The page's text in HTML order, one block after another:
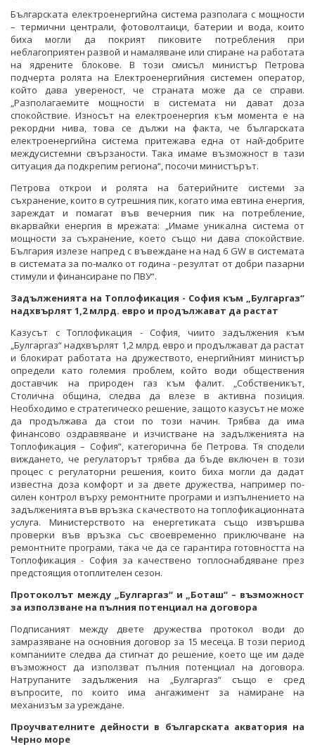
Българската електроенергийна система разполага с мощности
– термични централи, фотоволтаици, батерии и вода, които
биха могли да покрият пиковите потребления при
неблагоприятен развой и намаляване или спиране на работата
на ядрените блокове. В този смисъл министър Петрова
подчерта ролята на Електроенергийния системен оператор,
който дава увереност, че страната може да се справи.
„Разполагаемите мощности в системата ни дават доза
спокойствие. Износът на електроенергия към момента е на
рекордни нива, това се дължи на факта, че българската
електроенергийна система притежава една от най-добрите
междусистемни свързаности. Така имаме възможност в тази
ситуация да подкрепим региона“, посочи министърът.
Петрова открои и ролята на батерийните системи за
съхранение, които в сутрешния пик, когато има евтина енергия,
зареждат и помагат във вечерния пик на потребление,
вкарвайки енергия в мрежата: „Имаме уникална система от
мощности за съхранение, което също ни дава спокойствие.
България излезе напред с въвеждане на над 6 GW в системата
в системата за по-малко от година - резултат от добри пазарни
стимули и финансиране по ПВУ“.
Задълженията на Топлофикация - София към „Булгаргаз“
надхвърлят 1,2 млрд. евро и продължават да растат
Казусът с Топлофикация - София, чиито задължения към
„Булгаргаз“ надхвърлят 1,2 млрд. евро и продължават да растат
и блокират работата на дружеството, енергийният министър
определи като големия проблем, който води обществения
доставчик на природен газ към фалит. „Собственикът,
Столична община, следва да влезе в активна позиция.
Необходимо е стратегическо решение, защото казусът не може
да продължава да стои по този начин. Трябва да има
финансово оздравяване и изчистване на задълженията на
Топлофикация – София“, категорична бе Петрова. Тя сподели
виждането, че регулаторът трябва да бъде включен в този
процес с регулаторни решения, които биха могли да дадат
известна доза комфорт и за двете дружества, например по-
силен контрол върху ремонтните програми и изпълнението на
задълженията във връзка с качеството на топлофикационната
услуга. Министерството на енергетиката също извършва
проверки във връзка със своевременно приключване на
ремонтните програми, така че да се гарантира готовността на
Топлофикация - София за качествено топлоснабдяване през
предстоящия отоплителен сезон.
Протоколът между „Булгаргаз“ и „Боташ“ – възможност
за използване на пълния потенциал на договора
Подписаният между двете дружества протокол води до
замразяване на основния договор за 15 месеца. В този период
компаниите следва да стигнат до решение, което ще им даде
възможност да използват пълния потенциал на договора.
Натрупаните задължения на „Булгаргаз“ също е сред
въпросите, по които има ангажимент за намиране на
механизъм за уреждане.
Проучвателните дейности в българската акватория на
Черно море